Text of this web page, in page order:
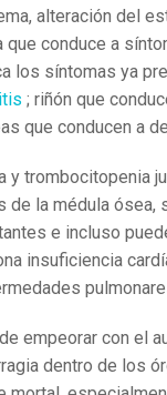
alteración del
que conduce a
los síntomas ya
; riñón que
que conducen a
y trombocitopenia
la médula ósea,
e incluso
insuficiencia
empeorar con el
dentro de los